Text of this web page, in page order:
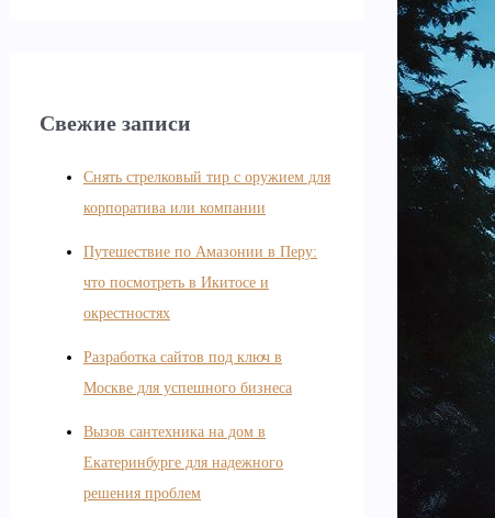
Свежие записи
Снять стрелковый тир с оружием для
корпоратива или компании
Путешествие по Амазонии в Перу:
что посмотреть в Икитосе и
окрестностях
Разработка сайтов под ключ в
Москве для успешного бизнеса
Вызов сантехника на дом в
Екатеринбурге для надежного
решения проблем